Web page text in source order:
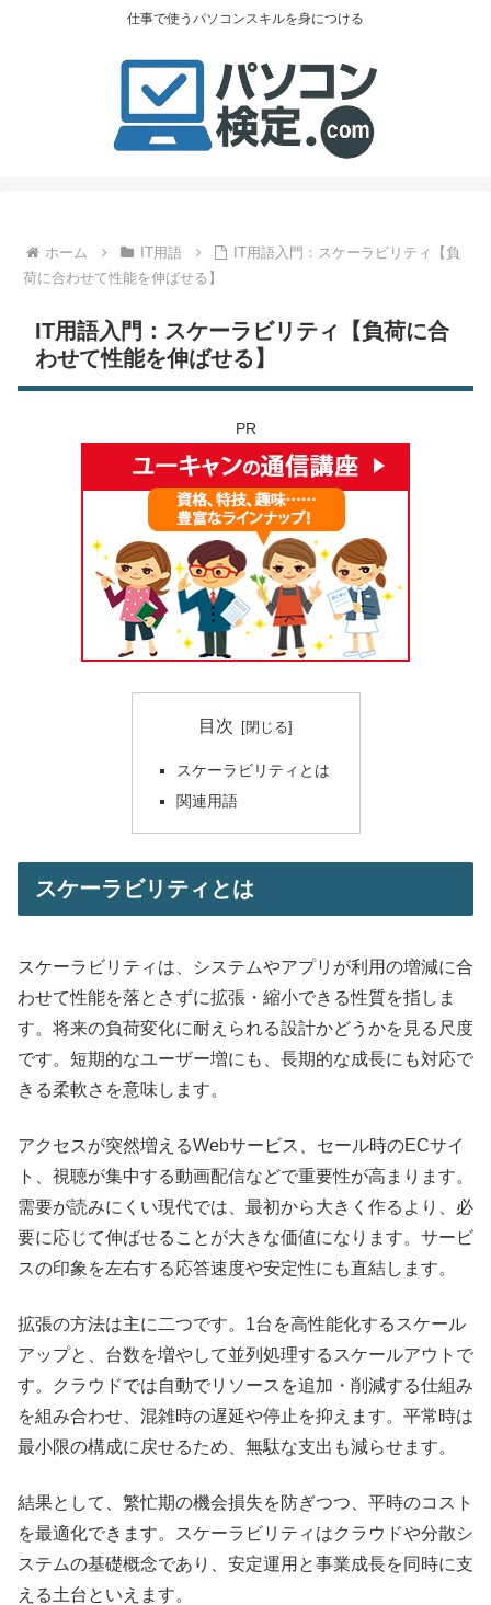
仕事で使うパソコンスキルを身につける
ホーム IT用語
IT用語入門：スケーラビリティ【負
荷に合わせて性能を伸ばせる】
IT用語入門：スケーラビリティ【負荷に合
わせて性能を伸ばせる】
PR
目次
スケーラビリティとは
関連用語
スケーラビリティとは
スケーラビリティは、システムやアプリが利用の増減に合
わせて性能を落とさずに拡張・縮小できる性質を指しま
す。将来の負荷変化に耐えられる設計かどうかを見る尺度
です。短期的なユーザー増にも、長期的な成長にも対応で
きる柔軟さを意味します。
アクセスが突然増えるWebサービス、セール時のECサイ
ト、視聴が集中する動画配信などで重要性が高まります。
需要が読みにくい現代では、最初から大きく作るより、必
要に応じて伸ばせることが大きな価値になります。サービ
スの印象を左右する応答速度や安定性にも直結します。
拡張の方法は主に二つです。1台を高性能化するスケール
アップと、台数を増やして並列処理するスケールアウトで
す。クラウドでは自動でリソースを追加・削減する仕組み
を組み合わせ、混雑時の遅延や停止を抑えます。平常時は
最小限の構成に戻せるため、無駄な支出も減らせます。
結果として、繁忙期の機会損失を防ぎつつ、平時のコスト
を最適化できます。スケーラビリティはクラウドや分散シ
ステムの基礎概念であり、安定運用と事業成長を同時に支
える土台といえます。